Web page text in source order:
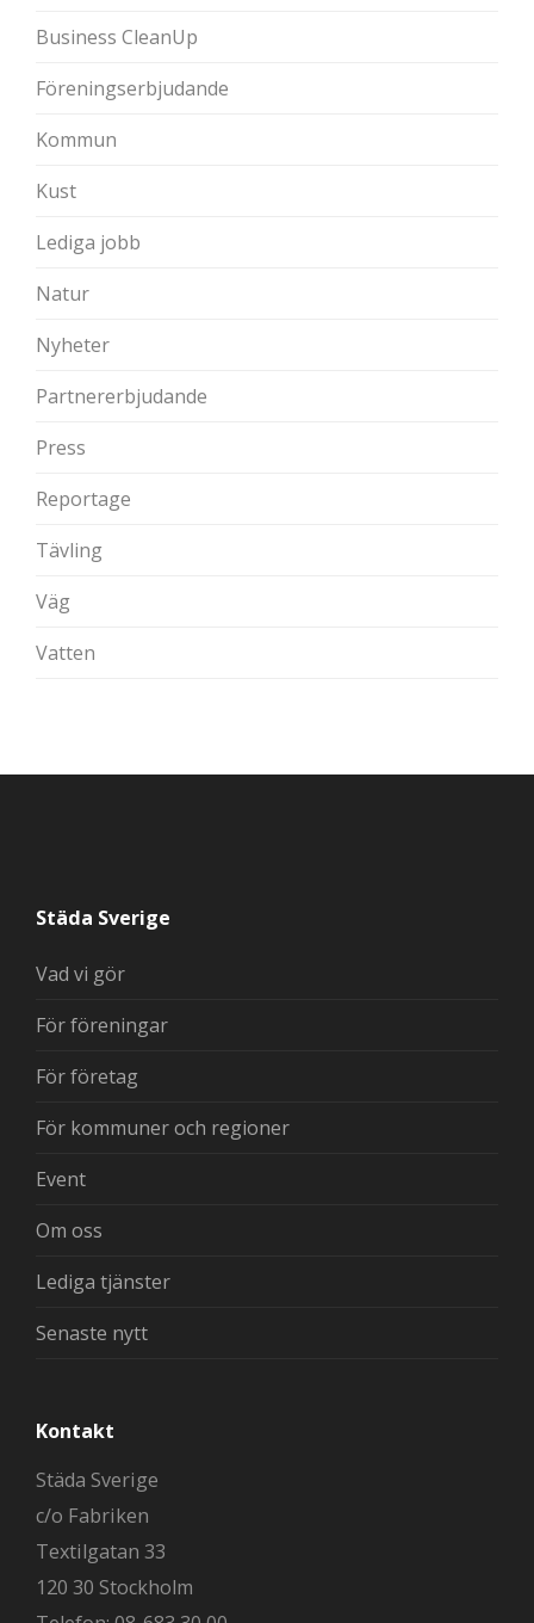
Business CleanUp
Föreningserbjudande
Kommun
Kust
Lediga jobb
Natur
Nyheter
Partnererbjudande
Press
Reportage
Tävling
Väg
Vatten
Städa Sverige
Vad vi gör
För föreningar
För företag
För kommuner och regioner
Event
Om oss
Lediga tjänster
Senaste nytt
Kontakt
Städa Sverige
c/o Fabriken
Textilgatan 33
120 30 Stockholm